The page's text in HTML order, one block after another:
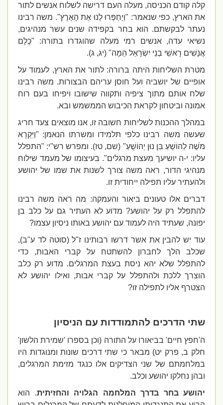
קלה קודם הכניסה, מעלה העם דרישה לשלוח אנשים לתור
את הארץ, כפי שנאמר: "וְיַחְפְּרוּ לָנוּ אֶת הָאָרֶץ". משה רבינו
נעתר לבקשתם. הוא בחר בקפידה שנים עשר מנהיגים,
נשיאי עדה, אנשים רמי מעלה שהוגדרו בתורה: "כֻּלָּם
אֲנָשִׁים רָאשֵׁי בְנֵי יִשְׂרָאֵל הֵמָּה" (יג, ג).
מטרת השליחות היתה ברורה: לתור את הארץ, לעמוד על
אופיים של יושביה ועל חוסן עריהם הבצורות. משה רבינו
שלח אותם מתוך ציפיה ותקווה שישובו ויפיחו בעם רוח
אמונה וביטחון לקראת הכיבוש הממשמש ובא.
במהלך ההכנות לשליחות חשובה זו, אנו מוצאים צעד חריג
שעשה משה רבינו כלפי תלמידו ומשרתו הנאמן: "וַיִּקְרָא
מֹשֶׁה לְהוֹשֵׁעַ בִּן נוּן יְהוֹשֻׁעַ" (שם, טז). ומפרש רש"י: "התפלל
עליו: י-ה יושיעך מעצת מרגלים". בעיצומו של מעמד שילוח
מנהיגי הדור, ראה משה צורך לשנות את שמו של יהושע
ולהעתיר עליו תפילה ייחודית זו.
דברים אלו טעונים ביאור והעמקה: מה ראה משה רבינו
להתפלל רק על יהושע? מדוע לא העתיר גם על כלב בן
יפונה, שעתיד היה לעמוד עם יהושע באותו ניסיון עצמו?
עוד יש להבין את אשר דרשו רבותינו ז"ל (סוטה לד ע"ב),
שכלב הלך לחברון להשתטח על קברי האבות, כדי
להתפלל שלא יהא ניסת בעצת המרגלים. מדוע רק כלב
הוצרך ללכת ולהתפלל על קברי אבות, ואילו יהושע לא
הצטרף אליו לתפילה זו?
שתי הדרכים להתמודדות עם הניסיון
ה'חפץ חיים' בביאורו על התורה (וכן בספרו 'שמירת הלשון'
חלק ב, פרק יט) מבאר כי שתי דרכים שונות ומנוגדות היו
במלחמתם של שני הצדיקים אלו כנגד מזימת המרגלים,
ובהן נחלקו יהושע וכלב.
יהושע בחר בדרך המלחמה הגלויה והחזיתית. הוא